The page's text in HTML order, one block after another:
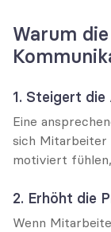
Warum
1. Steigert
Eine
sich Mitarbeiter
motiviert
2. Erhöht die
Wenn